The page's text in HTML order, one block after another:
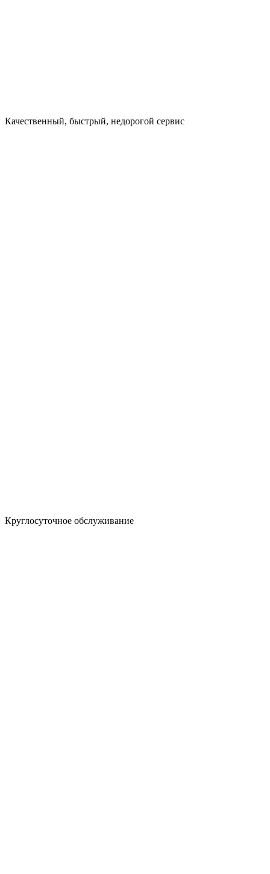
Качественный, быстрый, недорогой сервис
Круглосуточное обслуживание